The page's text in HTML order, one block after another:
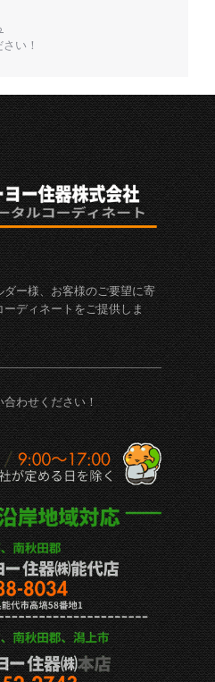
さい！
ー様、お客様のご要望に寄
ディネートをご提供しま
わせください！